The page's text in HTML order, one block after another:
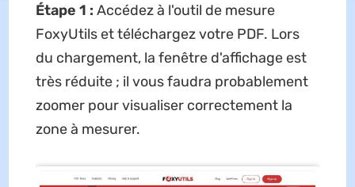
Étape 1 : Accédez à l'outil de mesure
FoxyUtils et téléchargez votre PDF. Lors
du chargement, la fenêtre d'affichage est
très réduite ; il vous faudra probablement
zoomer pour visualiser correctement la
zone à mesurer.